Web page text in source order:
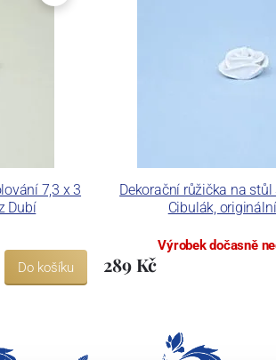
7,3 x 3
Dubí
Do košíku
Dekorační růžička na stůl
Cibulák,
Výrobek dočasně
289 Kč